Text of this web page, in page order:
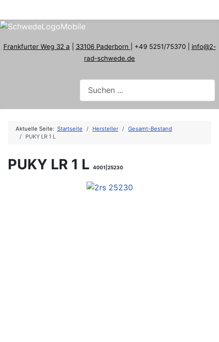
Frankfurter Weg 32 a 33106 Paderborn | +49 5251/75370 | info@2-
rad-schwede.de
Aktuelle Seite: Startseite Hersteller
Gesamt-Bestand
PUKY LR 1 L
PUKY LR 1 L 4001|25230